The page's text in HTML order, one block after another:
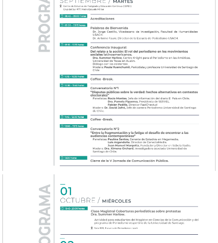
24_a_las_1.04.33_p.m.png
captura_de_pantalla_2025-09-
24_a_las_1.04.55_p.m.png